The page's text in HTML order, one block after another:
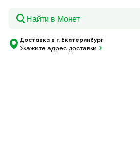
Доставка в г. Екатеринбург
Укажите адрес доставки